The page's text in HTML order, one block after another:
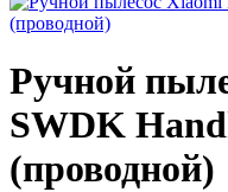
Ручной
SWDK
(проводной)